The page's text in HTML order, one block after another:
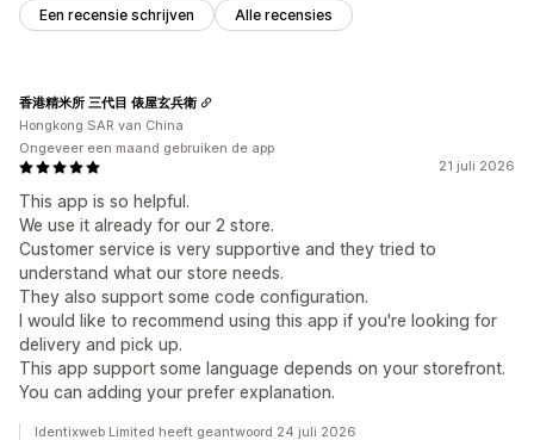
Een recensie schrijven Alle recensies
21 juli 2026
This app is so helpful.
We use it already for our 2 store.
Customer service is very supportive and they tried to
understand what our store needs.
They also support some code configuration.
I would like to recommend using this app if you're looking for
delivery and pick up.
This app support some language depends on your storefront.
You can adding your prefer explanation.
香港精米所 三代目 俵屋玄兵衛
Hongkong SAR van China
Ongeveer een maand gebruiken de app
Identixweb Limited heeft geantwoord 24 juli 2026